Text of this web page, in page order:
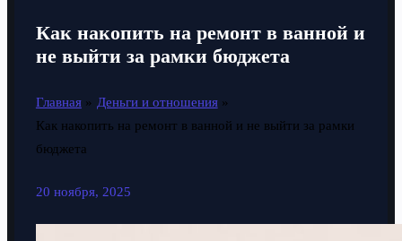
Как накопить на ремонт в ванной и
не выйти за рамки бюджета
Главная
Деньги и отношения
Как накопить на ремонт в ванной и не выйти за рамки
бюджета
20 ноября, 2025